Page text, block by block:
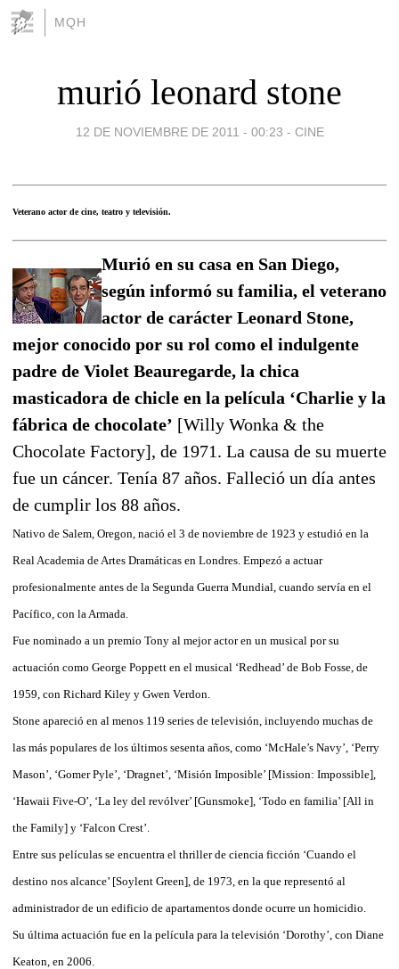
MQH
murió leonard stone
12 DE NOVIEMBRE DE 2011 - 00:23 - CINE
Veterano actor de cine, teatro y televisión.
Murió en su casa en San Diego,
según informó su familia, el veterano
actor de carácter Leonard Stone,
mejor conocido por su rol como el indulgente
padre de Violet Beauregarde, la chica
masticadora de chicle en la película ‘Charlie y la
fábrica de chocolate’ [Willy Wonka & the
Chocolate Factory], de 1971. La causa de su muerte
fue un cáncer. Tenía 87 años. Falleció un día antes
de cumplir los 88 años.
Nativo de Salem, Oregon, nació el 3 de noviembre de 1923 y estudió en la
Real Academia de Artes Dramáticas en Londres. Empezó a actuar
profesionalmente antes de la Segunda Guerra Mundial, cuando servía en el
Pacífico, con la Armada.
Fue nominado a un premio Tony al mejor actor en un musical por su
actuación como George Poppett en el musical ‘Redhead’ de Bob Fosse, de
1959, con Richard Kiley y Gwen Verdon.
Stone apareció en al menos 119 series de televisión, incluyendo muchas de
las más populares de los últimos sesenta años, como ‘McHale’s Navy’, ‘Perry
Mason’, ‘Gomer Pyle’, ‘Dragnet’, ‘Misión Imposible’ [Mission: Impossible],
‘Hawaii Five-O’, ‘La ley del revólver’ [Gunsmoke], ‘Todo en familia’ [All in
the Family] y ‘Falcon Crest’.
Entre sus películas se encuentra el thriller de ciencia ficción ‘Cuando el
destino nos alcance’ [Soylent Green], de 1973, en la que representó al
administrador de un edificio de apartamentos donde ocurre un homicidio.
Su última actuación fue en la película para la televisión ‘Dorothy’, con Diane
Keaton, en 2006.